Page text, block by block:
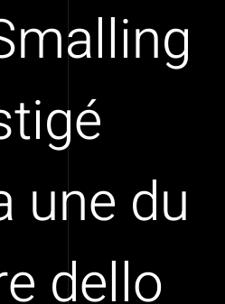
une du
dello